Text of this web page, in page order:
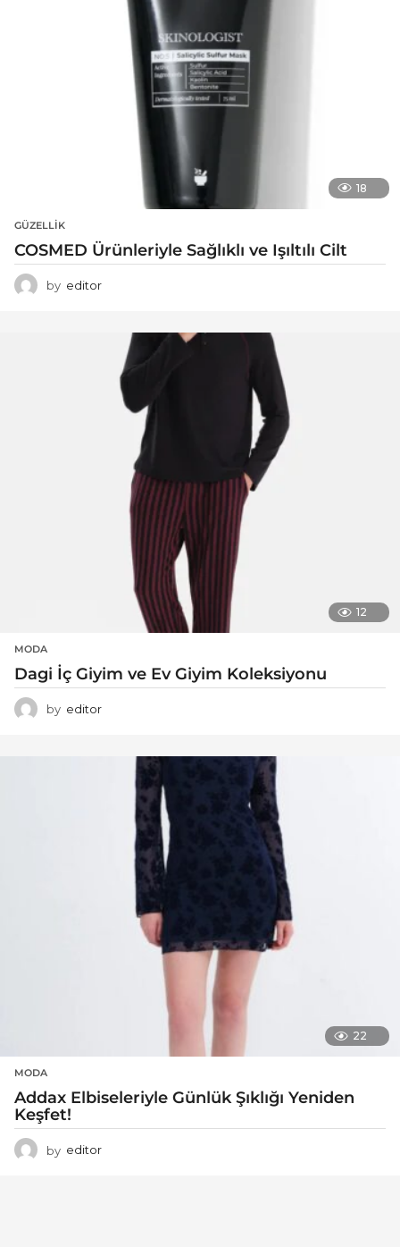
18
GÜZELLIK
COSMED Ürünleriyle Sağlıklı ve Işıltılı Cilt
by editor
12
MODA
Dagi İç Giyim ve Ev Giyim Koleksiyonu
by editor
22
MODA
Addax Elbiseleriyle Günlük Şıklığı Yeniden
Keşfet!
by editor